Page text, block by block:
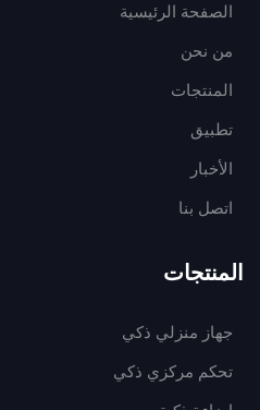
الصفحة الرئيسية
من نحن
المنتجات
تطبيق
الأخبار
اتصل بنا
المنتجات
جهاز منزلي ذكي
تحكم مركزي ذكي